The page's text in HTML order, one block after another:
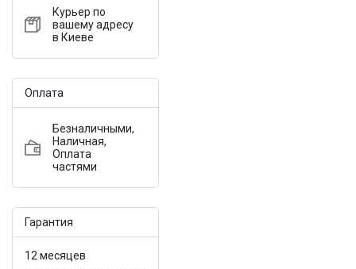
Курьер по
вашему адресу
в Киеве
Оплата
Безналичными,
Наличная,
Оплата
частями
Гарантия
12 месяцев